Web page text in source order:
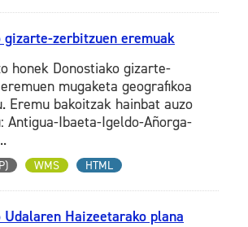
gizarte-zerbitzuen eremuak
honek Donostiako gizarte-
mugaketa geografikoa
Eremu bakoitzak hainbat auzo
Antigua-Ibaeta-Igeldo-Añorga-
WMS HTML
Udalaren Haizeetarako plana